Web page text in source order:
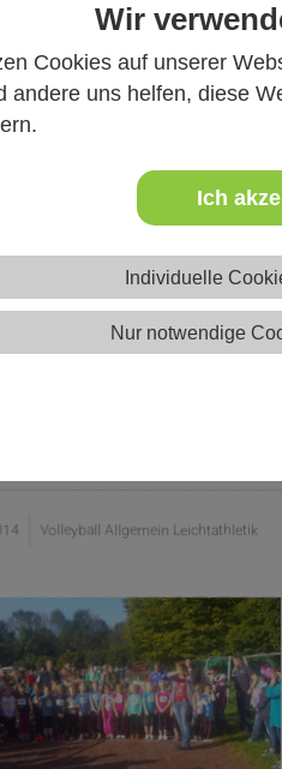
Wir
Cookies auf unserer
andere uns helfen, diese
Ich
Individuelle
Nur notwendige
Volleyball Allgemein Leichtathletik